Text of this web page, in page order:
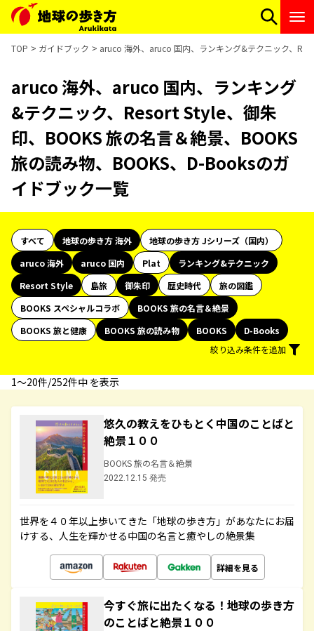
TOP ガイドブック aruco 海外、aruco 国内、ランキング&テクニック、
aruco 海外、aruco 国内、ランキング
&テクニック、Resort Style、御朱
印、BOOKS 旅の名言＆絶景、BOOKS
旅の読み物、BOOKS、D-Booksのガ
イドブック一覧
すべて 地球の歩き方 海外
地球の歩き方 Jシリーズ（国内）
aruco 海外
aruco 国内 Plat
ランキング&テクニック
Resort Style
島旅 御朱印 歴史時代
旅の図鑑
BOOKS スペシャルコラボ
BOOKS 旅の名言＆絶景
BOOKS 旅と健康
BOOKS 旅の読み物 BOOKS
D-Books
絞り込み条件を追加
1〜20件/252件中 を表示
悠久の教えをひもとく中国のことばと
絶景１００
BOOKS 旅の名言＆絶景
2022.12.15 発売
世界を４０年以上歩いてきた「地球の歩き方」があなたにお届
けする、人生を輝かせる中国の名言と癒やしの絶景集
詳細を見る
今すぐ旅に出たくなる！地球の歩き方
のことばと絶景１００